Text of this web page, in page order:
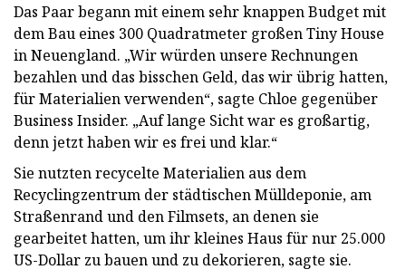
Das Paar begann mit einem sehr knappen Budget mit
dem Bau eines 300 Quadratmeter großen Tiny House
in Neuengland. „Wir würden unsere Rechnungen
bezahlen und das bisschen Geld, das wir übrig hatten,
für Materialien verwenden“, sagte Chloe gegenüber
Business Insider. „Auf lange Sicht war es großartig,
denn jetzt haben wir es frei und klar.“
Sie nutzten recycelte Materialien aus dem
Recyclingzentrum der städtischen Mülldeponie, am
Straßenrand und den Filmsets, an denen sie
gearbeitet hatten, um ihr kleines Haus für nur 25.000
US-Dollar zu bauen und zu dekorieren, sagte sie.